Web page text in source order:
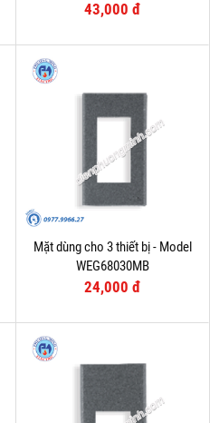
43,000 đ
Mặt dùng cho 3 thiết bị - Model
WEG68030MB
24,000 đ